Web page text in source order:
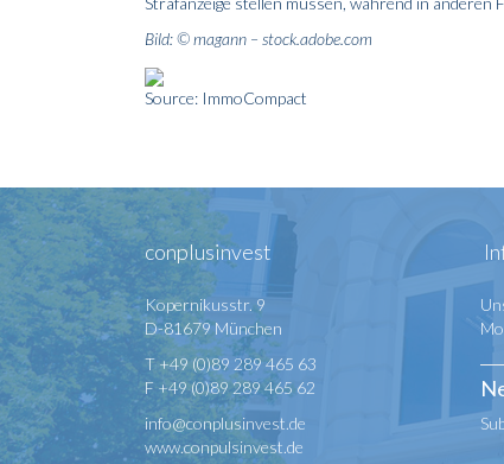
Bild: © magann – stock.adobe.com
Source: ImmoCompact
conplusinvest
Kopernikusstr. 9
D-81679 München
T +49 (0)89 289 465 63
F +49 (0)89 289 465 62
info@conplusinvest.de
www.conpulsinvest.de